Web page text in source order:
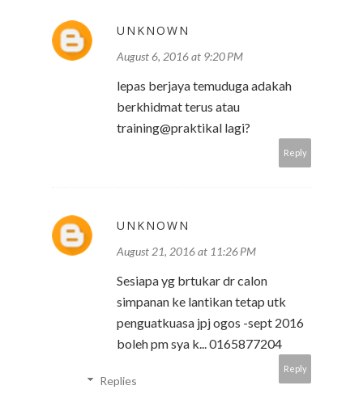
UNKNOWN
August 6, 2016 at 9:20 PM
lepas berjaya temuduga adakah
berkhidmat terus atau
training@praktikal lagi?
Reply
UNKNOWN
August 21, 2016 at 11:26 PM
Sesiapa yg brtukar dr calon
simpanan ke lantikan tetap utk
penguatkuasa jpj ogos -sept 2016
boleh pm sya k... 0165877204
Reply
Replies